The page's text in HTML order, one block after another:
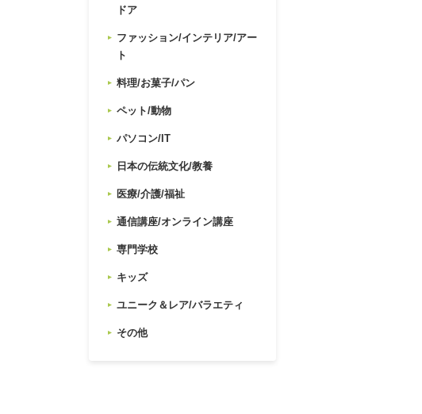
ドア
ファッション/インテリア/アー
ト
料理/お菓子/パン
ペット/動物
パソコン/IT
日本の伝統文化/教養
医療/介護/福祉
通信講座/オンライン講座
専門学校
キッズ
ユニーク＆レア/バラエティ
その他